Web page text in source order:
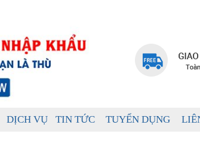
DỊCH VỤ TIN TỨC TUYỂN DỤNG